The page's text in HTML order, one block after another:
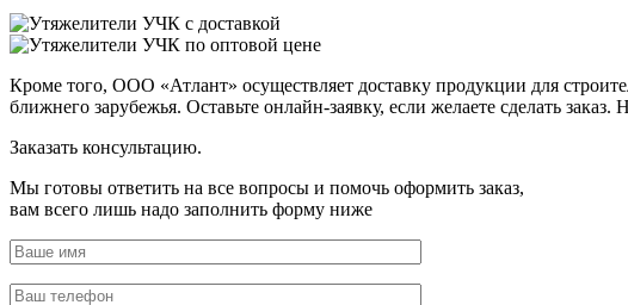
Кроме того, ООО «Атлант» осуществляет доставку продукции для
ближнего зарубежья. Оставьте онлайн-заявку, если желаете сделать
Заказать консультацию.
Мы готовы ответить на все вопросы и помочь оформить заказ,
вам всего лишь надо заполнить форму ниже